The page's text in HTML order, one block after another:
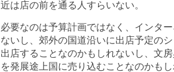
近は店の前を通る人すらいない。
必要なのは予算計画ではなく、インタ
ないし、郊外の国道沿いに出店予定の
出店することなのかもしれないし、文
を発展途上国に売り込むことなのかも